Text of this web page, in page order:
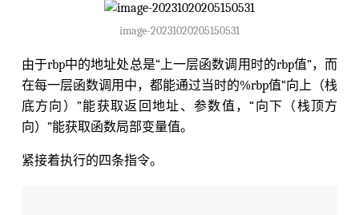
image-20231020205150531
由于rbp中的地址处总是“上一层函数调用时的rbp值”，而
在每一层函数调用中，都能通过当时的%rbp值“向上（栈
底方向）”能获取返回地址、参数值，“向下（栈顶方
向）”能获取函数局部变量值。
紧接着执行的四条指令。